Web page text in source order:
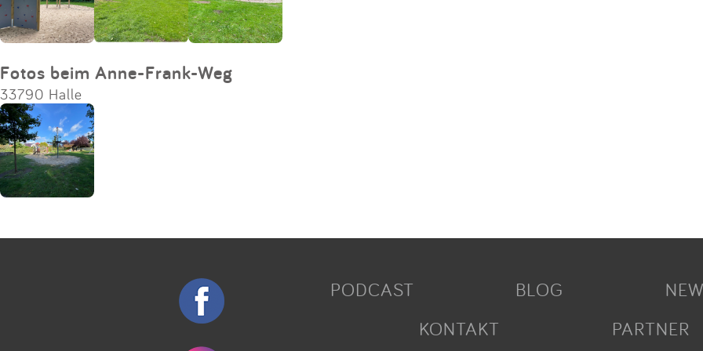
Fotos beim Anne-Frank-Weg
33790 Halle
PODCAST BLOG
KONTAKT
PARTNER